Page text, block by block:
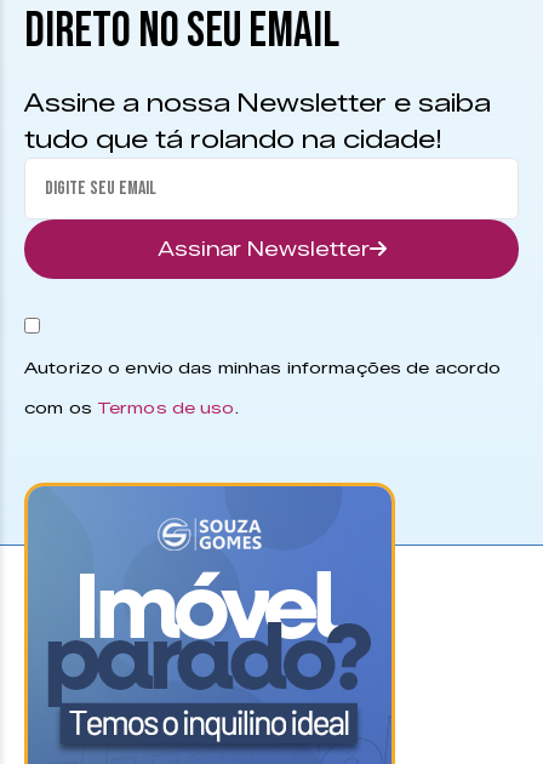
DIRETO NO SEU EMAIL
Assine a nossa Newsletter e saiba
tudo que tá rolando na cidade!
Assinar Newsletter
Autorizo o envio das minhas informações de acordo
com os Termos de uso